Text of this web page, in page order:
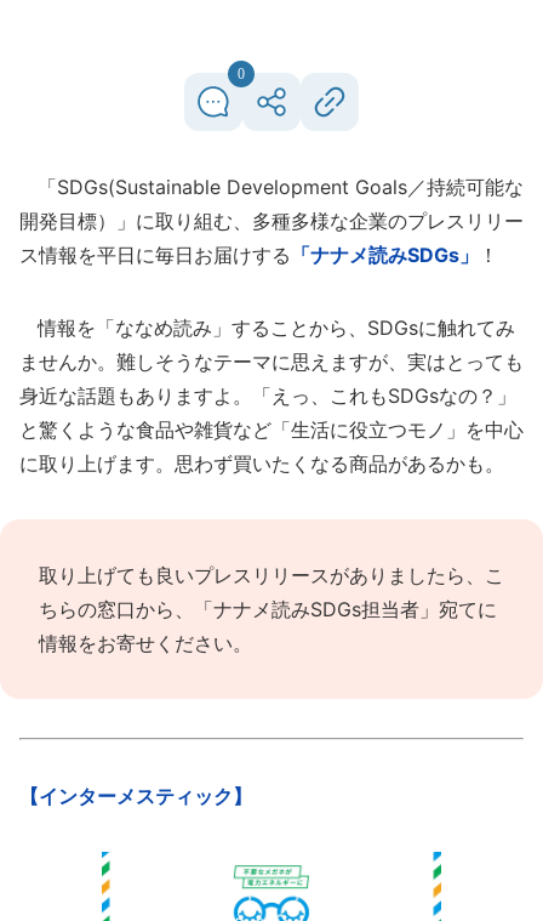
0
「SDGs(Sustainable Development Goals／持続可能な
開発目標）」に取り組む、多種多様な企業のプレスリリー
ス情報を平日に毎日お届けする 「ナナメ読みSDGs」 ！
情報を「ななめ読み」することから、SDGsに触れてみ
ませんか。難しそうなテーマに思えますが、実はとっても
身近な話題もありますよ。「えっ、これもSDGsなの？」
と驚くような食品や雑貨など「生活に役立つモノ」を中心
に取り上げます。思わず買いたくなる商品があるかも。
取り上げても良いプレスリリースがありましたら、 こ
ちらの窓口から、「ナナメ読みSDGs担当者」宛てに
情報をお寄せください。
【インターメスティック】